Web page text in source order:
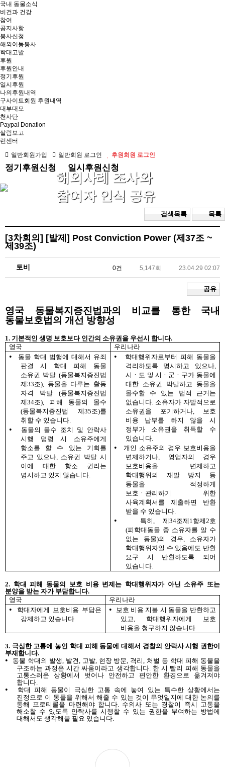
국내 동물소식
비건과 건강
참여
공지사항
봉사신청
해외이동봉사
학대고발
후원
후원안내
정기후원
일시후원
나의후원내역
구사이트회원 후원내역
대부대모
천사단
Paypal Donation
살림보고
런센터
일반회원가입
일반회원 로그인 후원회원 로그인
정기후원신청 일시후원신청
해외사례 조사와
참여자 인식 공유
검색목록 목록
[3차회의] [발제] Post Conviction Power (제37조 ~
제39조)
토비 0건 5,147회 23.04.29 02:07
공유
영국 동물복지증진법과의 비교를 통한
국내
동물보호법의 개선 방향성
1. 기본적인 생명 보호보다 인간의 소유권을 우선시 합니다.
영국
우리나라
•
동물 학대 범행에 대해서 유죄
판결 시 학대 피해 동물
소유권 박탈 (동물복지증진법
제33조), 동물을 다루는 활동
자격 박탈 (동물복지증진법
제34조), 피해 동물의 몰수
(동물복지증진법 제35조)를
취할 수 있습니다.
•
동물의 몰수 조치 및 안락사
시행 명령 시 소유주에게
항소를 할 수 있는 기회를
주고 있으나, 소유권 박탈 시
이에 대한 항소 권리는
명시하고 있지 않습니다.
•
학대행위자로부터 피해 동물을
격리하도록 명시하고 있으나,
시ㆍ도 및 시ㆍ군ㆍ구가 동물에
대한 소유권 박탈하고 동물을
몰수할 수 있는 법적 근거는
없습니다. 소유자가 자발적으로
소유권을 포기하거나, 보호
비용 납부를 하지 않을 시
정부가 소유권을 취득할 수
있습니다.
•
개인 소유주의 경우 보호비용을
변제하거나, 영업자의 경우
보호비용을 변제하고
학대행위의 재발 방지 등
동물을 적정하게
보호ㆍ관리하기 위한
사육계획서를 제출하면 반환
받을 수 있습니다.
• 특히, 제34조제 1항제2호
(피학대동물 중 소유자를 알 수
없는 동물)의 경우, 소유자가
학대행위자일 수 있음에도 반환
요구 시 반환하도록 되어
있습니다.
2. 학대 피해 동물의 보호 비용 변제는 학대행위자가 아닌 소유주 또는
분양을 받는 자가 부담합니다.
영국
우리나라
•
학대자에게 보호비용 부담은
강제하고 있습니다
•
보호 비용 지불 시 동물을 반환하고
있고, 학대행위자에게 보호
비용을 청구하지 않습니다
3. 극심한 고통에 놓인 학대 피해 동물에 대해서 경찰의 안락사 시행 권한이
부재합니다.
• 동물 학대의 발생, 발견, 고발, 현장 방문, 격리, 처벌 등 학대 피해 동물을
구조하는 과정은 시간 싸움이라고 생각합니다. 한 시 빨리 피해 동물을
고통스러운 상황에서 벗어나 안전하고 편안한 환경으로 옮겨져야
합니다.
•
학대 피해 동물이 극심한 고통 속에 놓여 있는 특수한 상황에서는
진정으로 이 동물을 위해서 해줄 수 있는 것이 무엇일지에 대한 논의를
통해 프로티콜을 마련해야 합니다. 수의사 또는 경찰이 즉시 고통을
해소할 수 있도록 안락사를 시행할 수 있는 권한을 부여하는 방법에
대해서도 생각해볼 필요 있습니다.